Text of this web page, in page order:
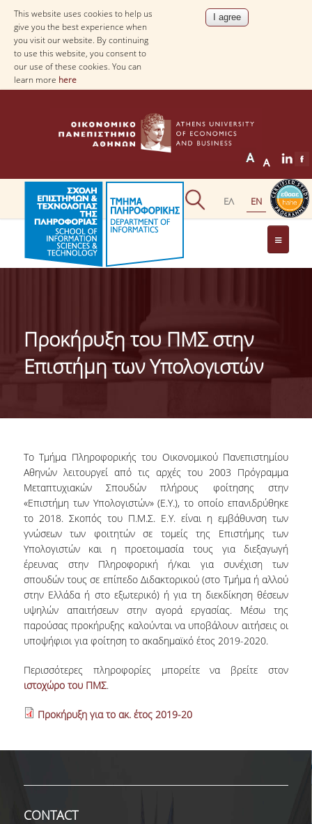
This website uses cookies to help us
give you the best experience when
you visit our website. By continuing
to use this website, you consent to
our use of these cookies. You can
learn more here
THE DEPARTMENT
ABOUT THE DEPARTMENT
ADMINISTRATION
PERSONNEL
SPECIAL TECHNICAL AND LABORATORY STAFF
PHD CANDIDATES
UNDERGRADUATE STUDIES
GENERAL INFORMATION
COURSE GUIDE
CURRICULUM
ERASMUS+
POSTGRADUATE STUDIES
QUALITY POLICY
Προκήρυξη του ΠΜΣ στην
Επιστήμη των Υπολογιστών
Το Τμήμα Πληροφορικής του Οικονομικού Πανεπιστημίου
Αθηνών λειτουργεί από τις αρχές του 2003 Πρόγραμμα
Μεταπτυχιακών Σπουδών πλήρους φοίτησης στην
«Επιστήμη των Υπολογιστών» (E.Y.), το οποίο επανιδρύθηκε
το 2018. Σκοπός του Π.Μ.Σ. E.Y. είναι η εμβάθυνση των
γνώσεων των φοιτητών σε τομείς της Επιστήμης των
Υπολογιστών και η προετοιμασία τους για διεξαγωγή
έρευνας στην Πληροφορική ή/και για συνέχιση των
σπουδών τους σε επίπεδο Διδακτορικού (στο Τμήμα ή αλλού
στην Ελλάδα ή στο εξωτερικό) ή για τη διεκδίκηση θέσεων
υψηλών απαιτήσεων στην αγορά εργασίας. Μέσω της
παρούσας προκήρυξης καλούνται να υποβάλουν αιτήσεις οι
υποψήφιοι για φοίτηση το ακαδημαϊκό έτος 2019-2020.
Περισσότερες πληροφορίες μπορείτε να βρείτε στον
ιστοχώρο του ΠΜΣ.
Προκήρυξη για το ακ. έτος 2019-20
CONTACT